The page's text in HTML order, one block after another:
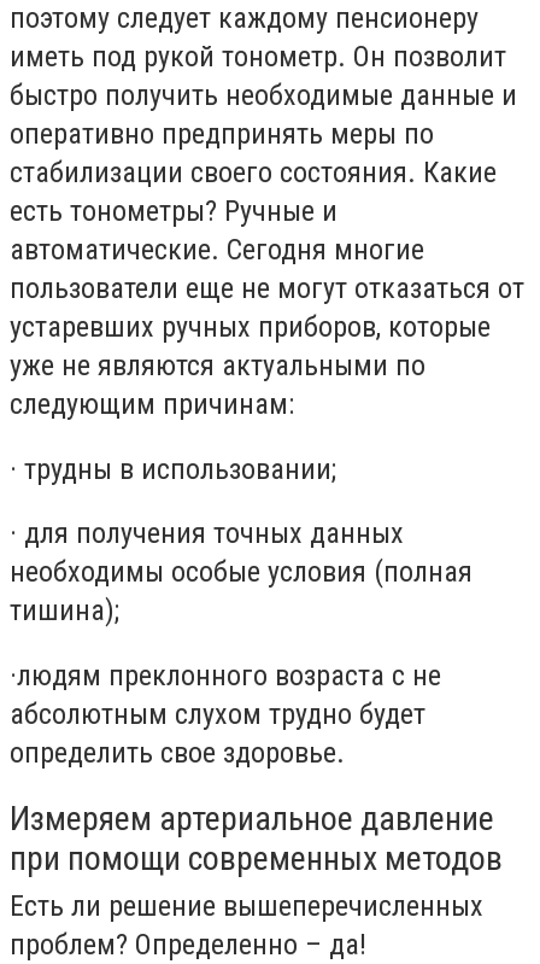
поэтому следует каждому пенсионеру
иметь под рукой тонометр. Он позволит
быстро получить необходимые данные и
оперативно предпринять меры по
стабилизации своего состояния. Какие
есть тонометры? Ручные и
автоматические. Сегодня многие
пользователи еще не могут отказаться от
устаревших ручных приборов, которые
уже не являются актуальными по
следующим причинам:
· трудны в использовании;
· для получения точных данных
необходимы особые условия (полная
тишина);
·людям преклонного возраста с не
абсолютным слухом трудно будет
определить свое здоровье.
Измеряем артериальное давление
при помощи современных методов
Есть ли решение вышеперечисленных
проблем? Определенно – да!